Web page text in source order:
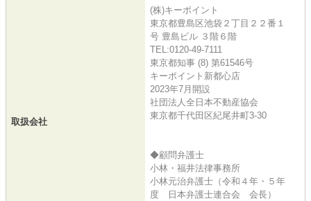
取扱会社
(株)キーポイント
東京都豊島区池袋２丁目２２番１
号 豊島ビル ３階６階
TEL:0120-49-7111
東京都知事 (8) 第61546号
キーポイント新都心店
2023年7月開設
社団法人全日本不動産協会
東京都千代田区紀尾井町3-30
◆顧問弁護士
小林・福井法律事務所
小林元治弁護士（令和４年・５年
度 日本弁護士連合会 会長）